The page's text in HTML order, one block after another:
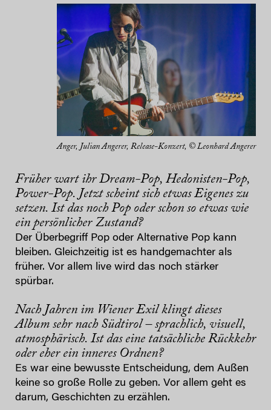
Anger, Julian Angerer, Release-Konzert, © Leonhard Angerer
Früher wart ihr Dream-Pop, Hedonisten-Pop,
Power-Pop. Jetzt scheint sich etwas Eigenes zu
setzen. Ist das noch Pop oder schon so etwas wie
ein persönlicher Zustand?
Der Überbegriff Pop oder Alternative Pop kann
bleiben. Gleichzeitig ist es handgemachter als
früher. Vor allem live wird das noch stärker
spürbar.
Nach Jahren im Wiener Exil klingt dieses
Album sehr nach Südtirol – sprachlich, visuell,
atmosphärisch. Ist das eine tatsächliche Rückkehr
oder eher ein inneres Ordnen?
Es war eine bewusste Entscheidung, dem Außen
keine so große Rolle zu geben. Vor allem geht es
darum, Geschichten zu erzählen.